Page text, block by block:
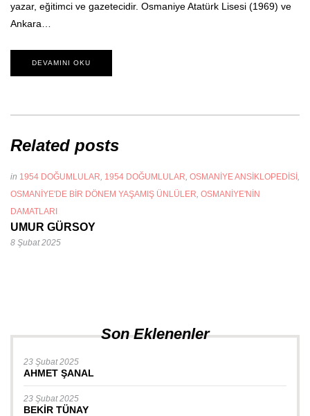
yazar, eğitimci ve gazetecidir. Osmaniye Atatürk Lisesi (1969) ve
Ankara…
DEVAMINI OKU
Related posts
in 1954 DOĞUMLULAR, 1954 DOĞUMLULAR, OSMANIYE ANSIKLOPEDISI ,
OSMANIYE'DE BIR DÖNEM YAŞAMIŞ ÜNLÜLER, OSMANIYE'NIN
DAMATLARI
UMUR GÜRSOY
8 Şubat 2025
Son Eklenenler
23 Şubat 2025
AHMET ŞANAL
23 Şubat 2025
BEKİR TÜNAY